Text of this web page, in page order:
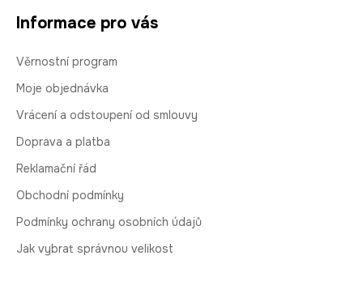
Informace pro vás
Věrnostní program
Moje objednávka
Vrácení a odstoupení od smlouvy
Doprava a platba
Reklamační řád
Obchodní podmínky
Podmínky ochrany osobních údajů
Jak vybrat správnou velikost